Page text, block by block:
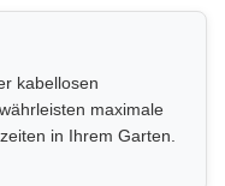
kabellosen
maximale
in Ihrem Garten.